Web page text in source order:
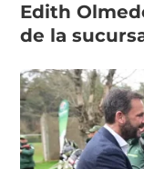
Edith
de la